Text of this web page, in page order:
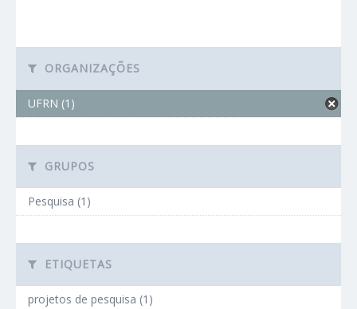
ORGANIZAÇÕES
UFRN (1)
GRUPOS
Pesquisa (1)
ETIQUETAS
projetos de pesquisa (1)